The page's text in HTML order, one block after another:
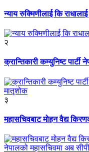
न्याय रुक्मिणीलाई कि राधालाई
२
क्रान्तिकारी कम्युनिष्ट
३
महासचिवबाट मोहन वैद्य